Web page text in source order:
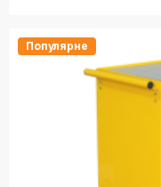
Популярне